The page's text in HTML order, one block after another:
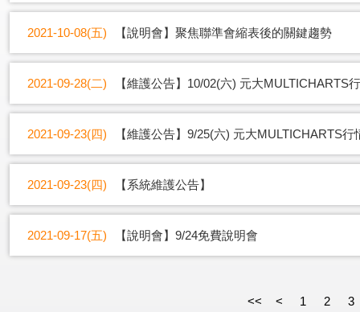
2021-10-08(五) 【說明會】聚焦聯準會縮表後的關鍵趨勢
2021-09-28(二) 【維護公告】10/02(六) 元大MULTICHARTS
2021-09-23(四) 【維護公告】9/25(六) 元大MULTICHARTS
2021-09-23(四) 【系統維護公告】
2021-09-17(五) 【說明會】9/24免費說明會
<< < 1 2 3